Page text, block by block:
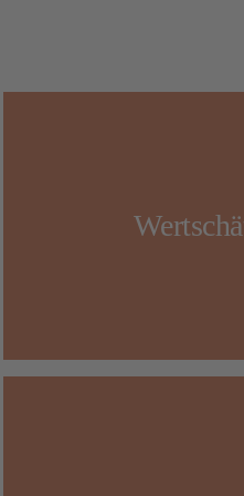
dass die Leistungen
gesehen und anerkannt